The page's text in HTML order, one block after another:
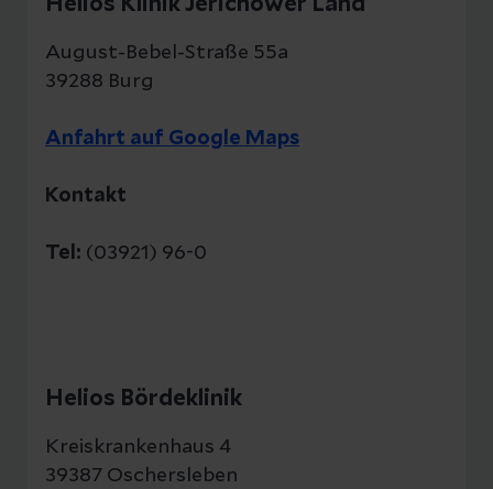
Helios Klinik Jerichower Land
August-Bebel-Straße 55a
39288 Burg
Anfahrt auf Google Maps
Kontakt
Tel: (03921) 96-0
Helios Bördeklinik
Kreiskrankenhaus 4
39387 Oschersleben